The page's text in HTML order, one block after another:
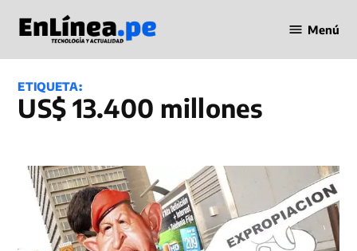
contenido
en Línea
Menú
ETIQUETA:
US$ 13.400 millones